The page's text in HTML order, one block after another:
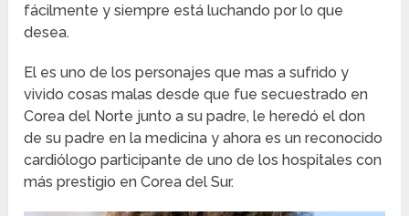
fácilmente y siempre está luchando por lo que
desea.
El es uno de los personajes que mas a sufrido y
vivido cosas malas desde que fue secuestrado en
Corea del Norte junto a su padre, le heredó el don
de su padre en la medicina y ahora es un reconocido
cardiólogo participante de uno de los hospitales con
más prestigio en Corea del Sur.